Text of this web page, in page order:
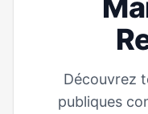
Découvrez
publiques